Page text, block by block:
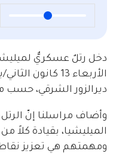
دخل رتلٌ عسكريٌّ
الأربعاء 13
ديرالزور الشرقي، حسب
الميليشيا، بقيادة كلاً
ومهمتهم هي تعزيز